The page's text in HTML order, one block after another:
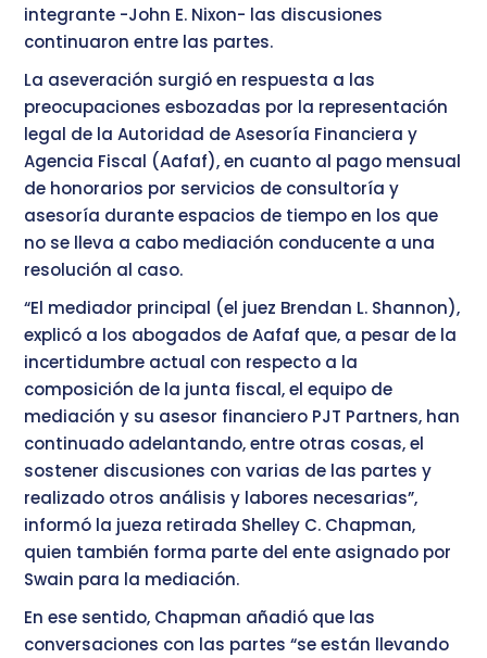
integrante -John E. Nixon- las discusiones
continuaron entre las partes.
La aseveración surgió en respuesta a las
preocupaciones esbozadas por la representación
legal de la Autoridad de Asesoría Financiera y
Agencia Fiscal (Aafaf), en cuanto al pago mensual
de honorarios por servicios de consultoría y
asesoría durante espacios de tiempo en los que
no se lleva a cabo mediación conducente a una
resolución al caso.
“El mediador principal (el juez Brendan L. Shannon),
explicó a los abogados de Aafaf que, a pesar de la
incertidumbre actual con respecto a la
composición de la junta fiscal, el equipo de
mediación y su asesor financiero PJT Partners, han
continuado adelantando, entre otras cosas, el
sostener discusiones con varias de las partes y
realizado otros análisis y labores necesarias”,
informó la jueza retirada Shelley C. Chapman,
quien también forma parte del ente asignado por
Swain para la mediación.
En ese sentido, Chapman añadió que las
conversaciones con las partes “se están llevando